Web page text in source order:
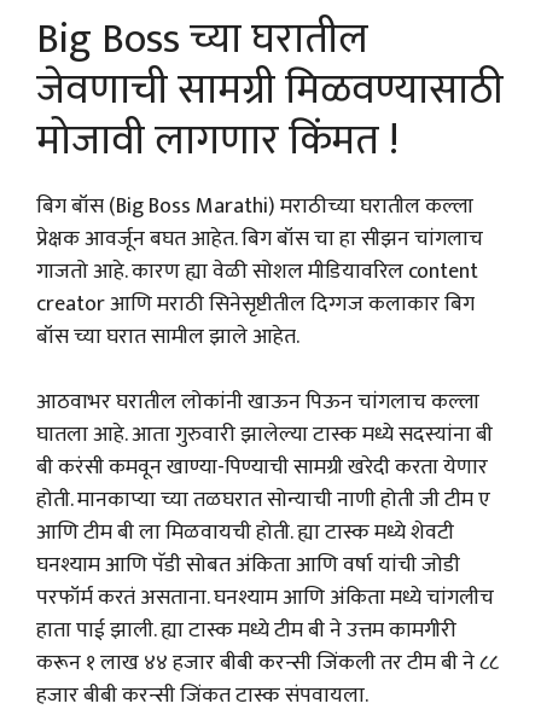
Big Boss च्या घरातील
जेवणाची सामग्री मिळवण्यासाठी
मोजावी लागणार किंमत !
बिग बॉस (Big Boss Marathi) मराठीच्या घरातील कल्ला
प्रेक्षक आवर्जून बघत आहेत. बिग बॉस चा हा सीझन चांगलाच
गाजतो आहे. कारण ह्या वेळी सोशल मीडियावरिल content
creator आणि मराठी सिनेसृष्टीतील दिग्गज कलाकार बिग
बॉस च्या घरात सामील झाले आहेत.
आठवाभर घरातील लोकांनी खाऊन पिऊन चांगलाच कल्ला
घातला आहे. आता गुरुवारी झालेल्या टास्क मध्ये सदस्यांना बी
बी करंसी कमवून खाण्या-पिण्याची सामग्री खरेदी करता येणार
होती. मानकाप्या च्या तळघरात सोन्याची नाणी होती जी टीम ए
आणि टीम बी ला मिळवायची होती. ह्या टास्क मध्ये शेवटी
घनश्याम आणि पॅडी सोबत अंकिता आणि वर्षा यांची जोडी
परफॉर्म करतं असताना. घनश्याम आणि अंकिता मध्ये चांगलीच
हाता पाई झाली. ह्या टास्क मध्ये टीम बी ने उत्तम कामगीरी
करून १ लाख ४४ हजार बीबी करन्सी जिंकली तर टीम बी ने ८८
हजार बीबी करन्सी जिंकत टास्क संपवायला.